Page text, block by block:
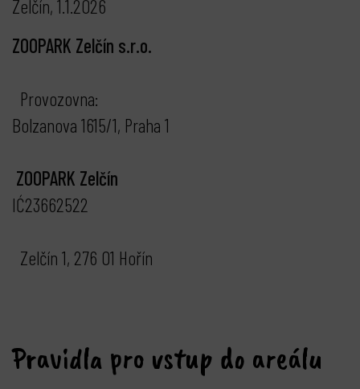
Zelčín, 1.1.2026
ZOOPARK Zelčín s.r.o.
Provozovna:
Bolzanova 1615/1, Praha 1
ZOOPARK Zelčín
IĆ23662522
Zelčín 1, 276 01 Hořín
Pravidla pro vstup do areálu